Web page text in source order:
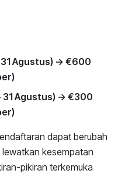
Agustus) → €600
31 Agustus) → €300
dapat berubah
kesempatan
pikiran terkemuka